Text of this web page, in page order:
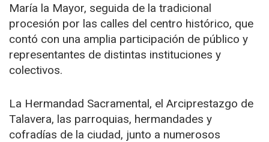
María la Mayor, seguida de la tradicional
procesión por las calles del centro histórico, que
contó con una amplia participación de público y
representantes de distintas instituciones y
colectivos.
La Hermandad Sacramental, el Arciprestazgo de
Talavera, las parroquias, hermandades y
cofradías de la ciudad, junto a numerosos